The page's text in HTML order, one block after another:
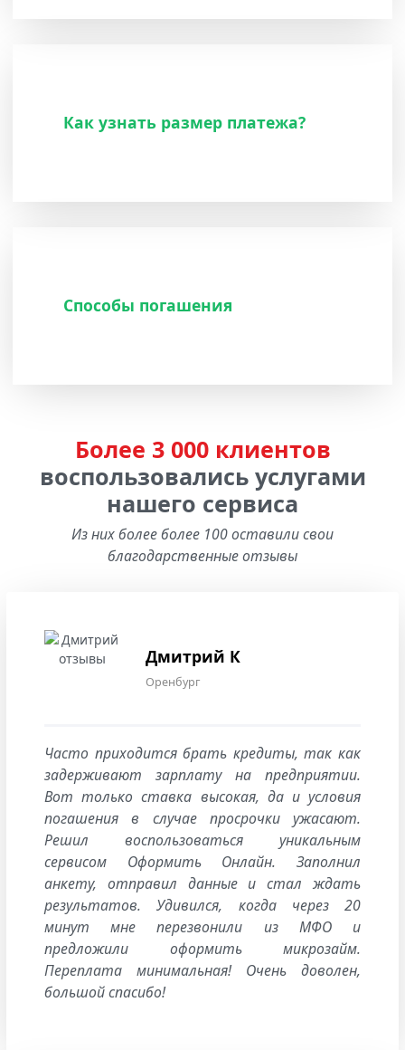
Как узнать размер платежа?
Способы погашения
Более 3 000 клиентов
воспользовались услугами
нашего сервиса
Из них более более 100 оставили свои
благодарственные отзывы
Дмитрий К
Оренбург
Часто приходится брать кредиты, так как
задерживают зарплату на предприятии.
Вот только ставка высокая, да и условия
погашения в случае просрочки ужасают.
Решил воспользоваться уникальным
сервисом Оформить Онлайн. Заполнил
анкету, отправил данные и стал ждать
результатов. Удивился, когда через 20
минут мне перезвонили из МФО и
предложили оформить микрозайм.
Переплата минимальная! Очень доволен,
большой спасибо!